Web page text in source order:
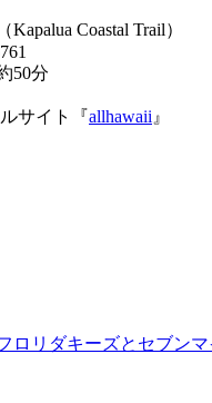
Coastal Trail）
50分
サイト『allhawaii 』
ロリダキーズとセブン